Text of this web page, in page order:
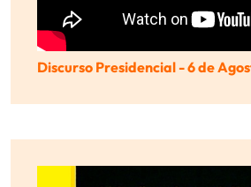
Discurso Presidencial - 6 de